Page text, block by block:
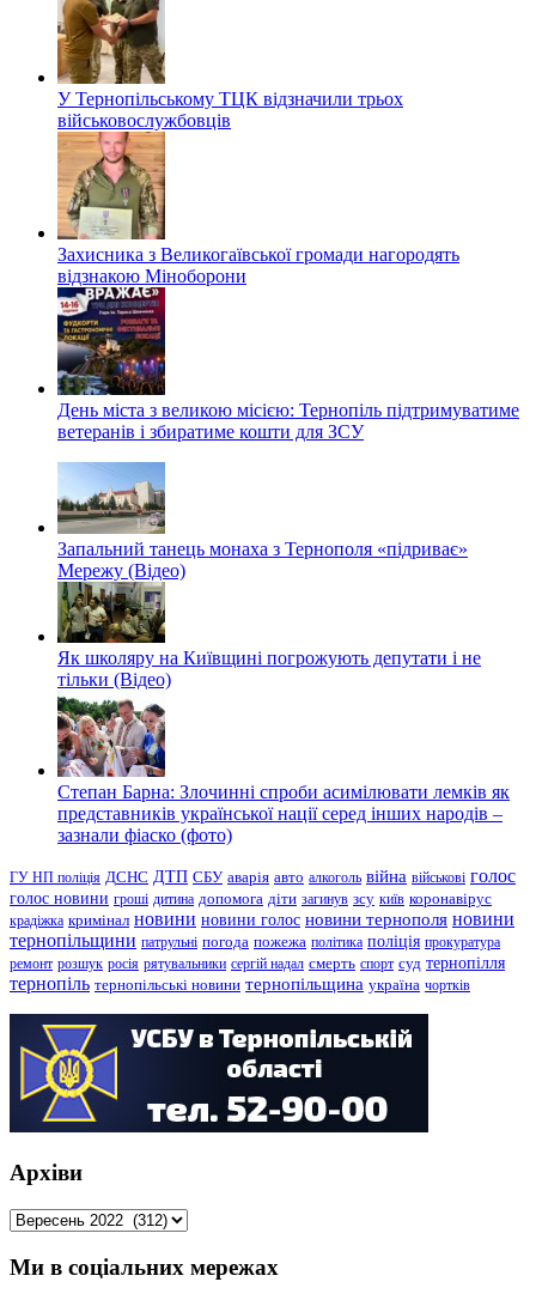
У Тернопільському ТЦК відзначили трьох
військовослужбовців
Захисника з Великогаївської громади нагородять
відзнакою Міноборони
День міста з великою місією: Тернопіль підтримуватиме
ветеранів і збиратиме кошти для ЗСУ
Запальний танець монаха з Тернополя «підриває»
Мережу (Відео)
Як школяру на Київщині погрожують депутати і не
тільки (Відео)
Степан Барна: Злочинні спроби асимілювати лемків як
представників української нації серед інших народів –
зазнали фіаско (фото)
ГУ НП поліція ДСНС ДТП СБУ аварія авто алкоголь війна військові голос
голос новини гроші дитина допомога діти загинув зсу київ коронавірус
крадіжка кримінал новини новини голос новини тернополя новини
тернопільщини патрульні погода пожежа політика поліція прокуратура
ремонт розшук росія рятувальники сергій надал смерть спорт суд тернопілля
тернопіль тернопільські новини тернопільщина україна чортків
Архіви
Архіви
Ми в соціальних мережах